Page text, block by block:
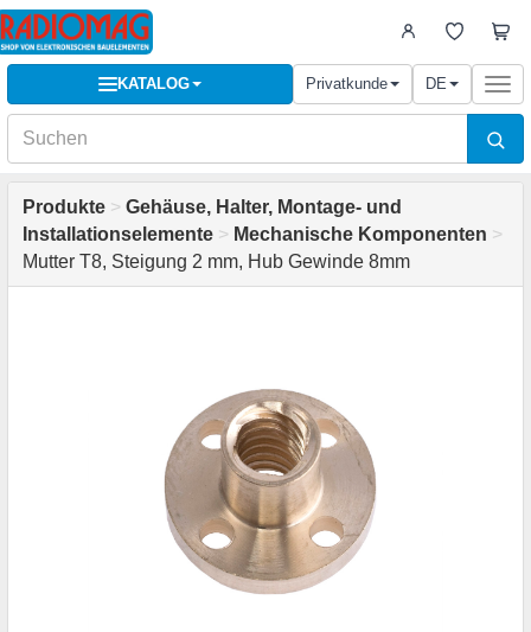
KATALOG Privatkunde DE
Produkte > Gehäuse, Halter, Montage- und
Installationselemente > Mechanische Komponenten >
Mutter T8, Steigung 2 mm, Hub Gewinde 8mm